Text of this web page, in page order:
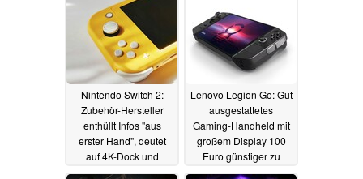
Nintendo Switch 2:
Zubehör-Hersteller
enthüllt Infos "aus
erster Hand", deutet
auf 4K-Dock und
Spielmodule29.04.2024
Lenovo Legion Go: Gut
ausgestattetes
Gaming-Handheld mit
großem Display 100
Euro günstiger zu
haben29.04.2024